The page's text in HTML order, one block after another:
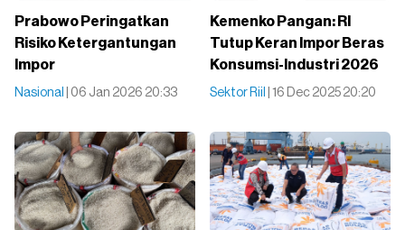
Prabowo Peringatkan
Risiko Ketergantungan
Impor
Nasional | 06 Jan 2026 20:33
Kemenko Pangan: RI
Tutup Keran Impor Beras
Konsumsi-Industri 2026
Sektor Riil | 16 Dec 2025 20:20